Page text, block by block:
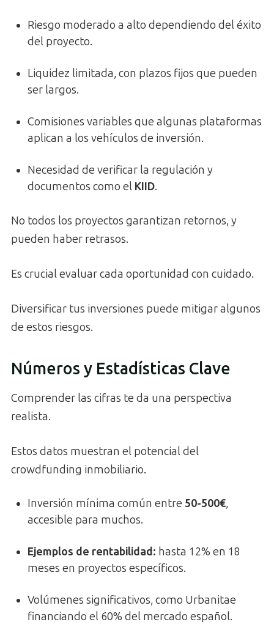
Riesgo moderado a alto dependiendo del éxito
del proyecto.
Liquidez limitada, con plazos fijos que pueden
ser largos.
Comisiones variables que algunas plataformas
aplican a los vehículos de inversión.
Necesidad de verificar la regulación y
documentos como el KIID.
No todos los proyectos garantizan retornos, y
pueden haber retrasos.
Es crucial evaluar cada oportunidad con cuidado.
Diversificar tus inversiones puede mitigar algunos
de estos riesgos.
Números y Estadísticas Clave
Comprender las cifras te da una perspectiva
realista.
Estos datos muestran el potencial del
crowdfunding inmobiliario.
Inversión mínima común entre 50-500€,
accesible para muchos.
Ejemplos de rentabilidad: hasta 12% en 18
meses en proyectos específicos.
Volúmenes significativos, como Urbanitae
financiando el 60% del mercado español.